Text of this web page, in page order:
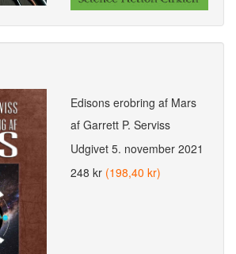
Edisons erobring af Mars
af Garrett P. Serviss
Udgivet 5. november 2021
248 kr (198,40 kr)